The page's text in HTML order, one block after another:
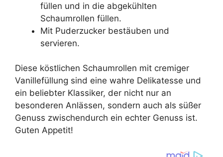
füllen und in die abgekühlten
Schaumrollen füllen.
Mit Puderzucker bestäuben und
servieren.
Diese köstlichen Schaumrollen mit cremiger
Vanillefüllung sind eine wahre Delikatesse und
ein beliebter Klassiker, der nicht nur an
besonderen Anlässen, sondern auch als süßer
Genuss zwischendurch ein echter Genuss ist.
Guten Appetit!